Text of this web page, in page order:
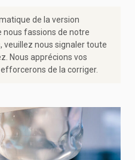
de la version
nous fassions de notre
veuillez nous signaler toute
Nous apprécions vos
de la corriger.